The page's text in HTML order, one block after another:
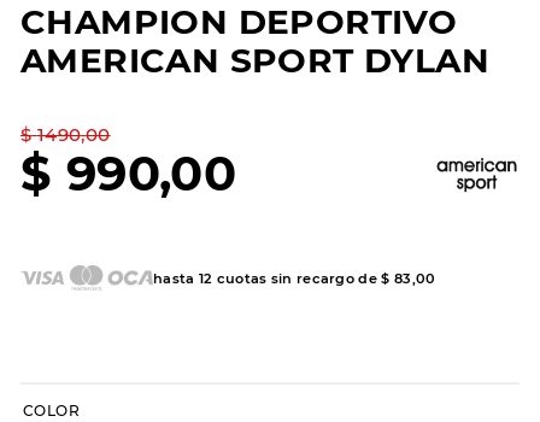
CHAMPION DEPORTIVO
AMERICAN SPORT DYLAN
$ 1490,00
$ 990,00
hasta 12 cuotas sin recargo de$ 83 00
COLOR
3.
skechers slip-ins